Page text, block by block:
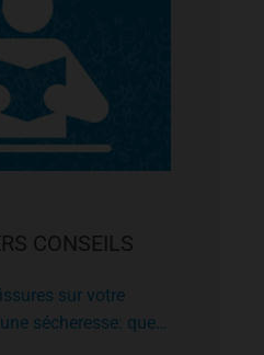
CONSEILS
sur votre
sécheresse: que